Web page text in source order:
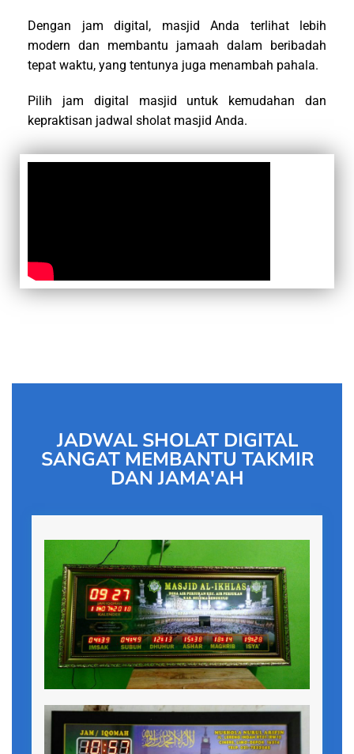
Dengan jam digital, masjid Anda terlihat lebih
modern dan membantu jamaah dalam beribadah
tepat waktu, yang tentunya juga menambah pahala.
Pilih jam digital masjid untuk kemudahan dan
kepraktisan jadwal sholat masjid Anda.
JADWAL SHOLAT DIGITAL
SANGAT MEMBANTU TAKMIR
DAN JAMA'AH